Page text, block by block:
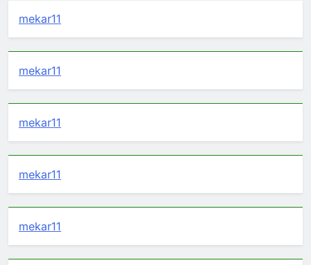
mekar11
mekar11
mekar11
mekar11
mekar11